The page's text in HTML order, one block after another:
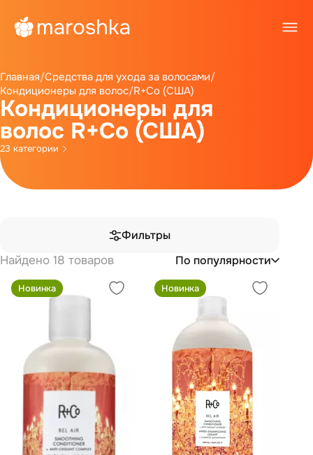
Главная/Средства для ухода за волосами/
Кондиционеры для волос/R+Co (США)
Кондиционеры для
волос R+Co (США)
23 категории
Фильтры
Найдено 18 товаров
По популярности
Новинка Новинка